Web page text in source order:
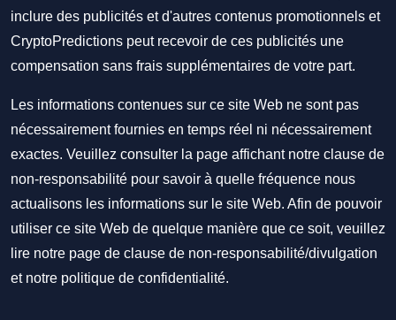
inclure des publicités et d'autres contenus promotionnels et
CryptoPredictions peut recevoir de ces publicités une
compensation sans frais supplémentaires de votre part.
Les informations contenues sur ce site Web ne sont pas
nécessairement fournies en temps réel ni nécessairement
exactes. Veuillez consulter la page affichant notre clause de
non-responsabilité pour savoir à quelle fréquence nous
actualisons les informations sur le site Web. Afin de pouvoir
utiliser ce site Web de quelque manière que ce soit, veuillez
lire notre page de clause de non-responsabilité/divulgation
et notre politique de confidentialité.